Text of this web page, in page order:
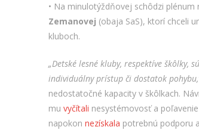
• Na minulotýždňovej schôdzi
Zemanovej (obaja SaS), ktorí chceli
kluboch.
„Detské lesné kluby, respektíve
individuálny prístup či dostatok
nedostatočné kapacity v škôlkach.
mu vyčítali nesystémovosť a
napokon nezískala potrebnú podporu